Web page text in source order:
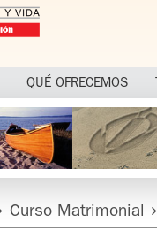
QUÉ OFRECEMOS
Curso Matrimonial